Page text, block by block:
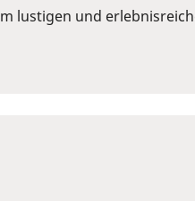
lustigen und